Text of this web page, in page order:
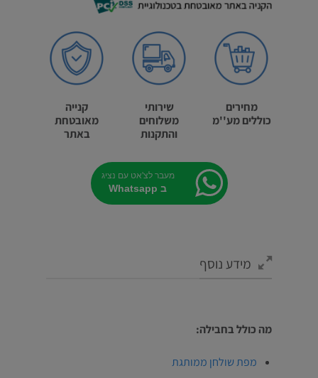
מחירים
כוללים מע''מ
שירותי
משלוחים
והתקנות
קנייה
מאובטחת
באתר
מעבר לצ'אט עם נציג
ב Whatsapp
מידע נוסף
מה כולל בחבילה:
מפת שולחן ממותגת